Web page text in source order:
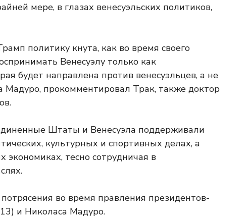
мере, в глазах венесуэльских политиков,
политику кнута, как во время своего
Венесуэлу только как
будет направлена ​​против венесуэльцев, а не
Мадуро, прокомментировал Трак, также доктор
Штаты и Венесуэла поддерживали
культурных и спортивных делах, а
экономиках, тесно сотрудничая в
во время правления президентов-
и Николаса Мадуро.